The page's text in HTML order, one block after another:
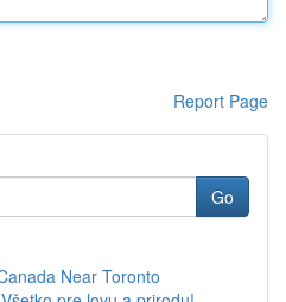
Report Page
Go
Near Toronto